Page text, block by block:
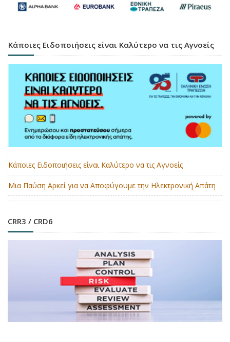
Κάποιες Ειδοποιήσεις είναι Καλύτερο να τις Αγνοείς
Κάποιες Ειδοποιήσεις είναι Καλύτερο να τις Αγνοείς
Μια Παύση Αρκεί για να Αποφύγουμε την Ηλεκτρονική Απάτη
CRR3 / CRD6